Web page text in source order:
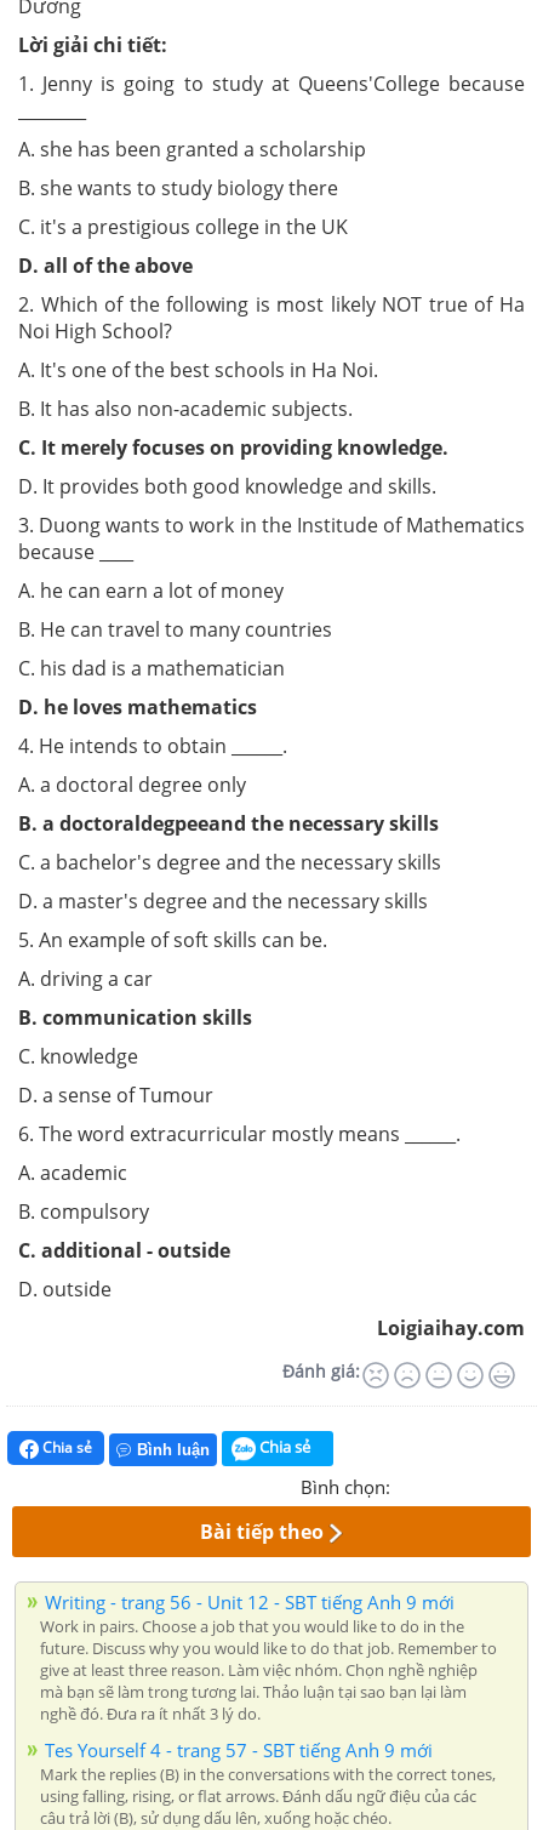
Dương
Lời giải chi tiết:
1. Jenny is going to study at Queens'College because
A. she has been granted a scholarship
B. she wants to study biology there
C. it's a prestigious college in the UK
D. all of the above
2. Which of the following is most likely NOT true of Ha
Noi High School?
A. It's one of the best schools in Ha Noi.
B. It has also non-academic subjects.
C. It merely focuses on providing knowledge.
D. It provides both good knowledge and skills.
3. Duong wants to work in the Institude of Mathematics
because ____
A. he can earn a lot of money
B. He can travel to many countries
C. his dad is a mathematician
D. he loves mathematics
4. He intends to obtain ______.
A. a doctoral degree only
B. a doctoraldegpeeand the necessary skills
C. a bachelor's degree and the necessary skills
D. a master's degree and the necessary skills
5. An example of soft skills can be.
A. driving a car
B. communication skills
C. knowledge
D. a sense of Tumour
6. The word extracurricular mostly means ______.
A. academic
B. compulsory
C. additional - outside
D. outside
Loigiaihay.com
Đánh giá:
Chia sẻ Bình luận Chia sẻ
Bình chọn:
Bài tiếp theo
Writing - trang 56 - Unit 12 - SBT tiếng Anh 9 mới
Work in pairs. Choose a job that you would like to do in the
future. Discuss why you would like to do that job. Remember to
give at least three reason. Làm việc nhóm. Chọn nghề nghiệp
mà bạn sẽ làm trong tương lai. Thảo luận tại sao bạn lại làm
nghề đó. Đưa ra ít nhất 3 lý do.
Tes Yourself 4 - trang 57 - SBT tiếng Anh 9 mới
Mark the replies (B) in the conversations with the correct tones,
using falling, rising, or flat arrows. Đánh dấu ngữ điệu của các
câu trả lời (B), sử dụng dấu lên, xuống hoặc chéo.